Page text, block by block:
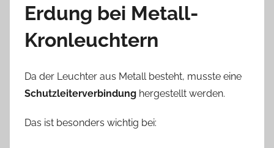
Erdung bei Metall-
Kronleuchtern
Da der Leuchter aus Metall besteht, musste eine
Schutzleiterverbindung hergestellt werden.
Das ist besonders wichtig bei: